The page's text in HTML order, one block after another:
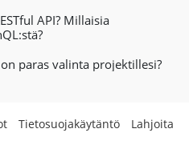
API? Millaisia
paras valinta projektillesi?
Tietosuojakäytäntö Lahjoita